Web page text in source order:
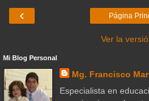
‹ Página
Ver la
Mi Blog Personal
Mg. Francisco
Especialista en